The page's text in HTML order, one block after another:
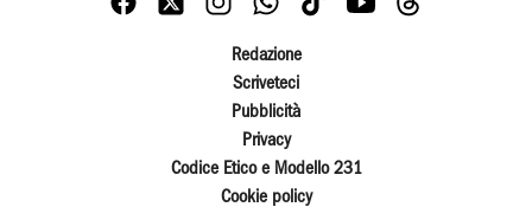
Redazione
Scriveteci
Pubblicità
Privacy
Codice Etico e Modello 231
Cookie policy